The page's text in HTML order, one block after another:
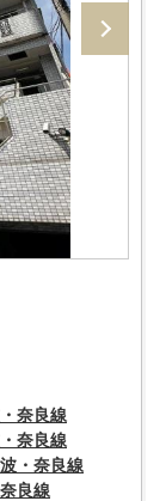
奈良線
奈良線
・奈良線
良線